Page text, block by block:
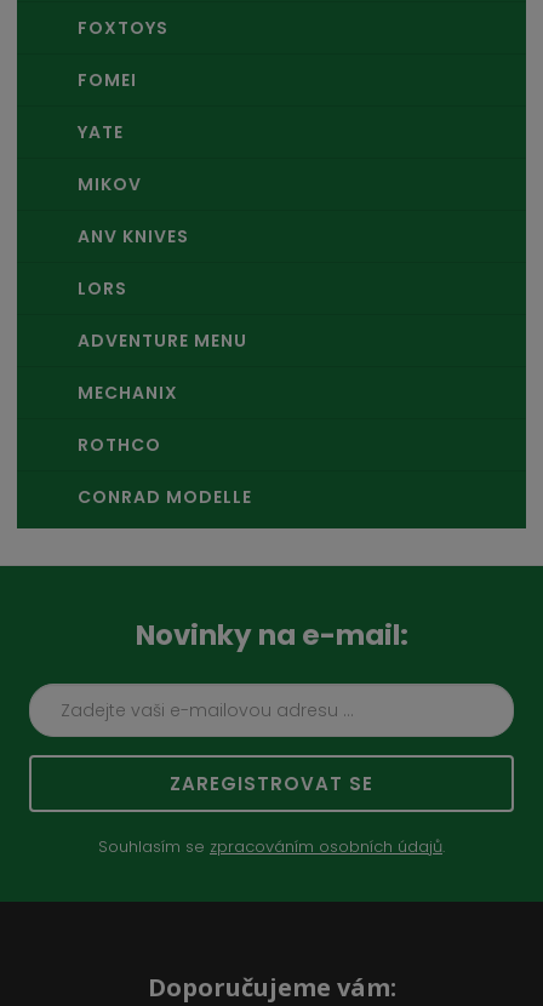
FOXTOYS
FOMEI
YATE
MIKOV
ANV KNIVES
LORS
ADVENTURE MENU
MECHANIX
ROTHCO
CONRAD MODELLE
Novinky na e-mail:
ZAREGISTROVAT SE
Souhlasím se zpracováním osobních údajů.
Doporučujeme vám: